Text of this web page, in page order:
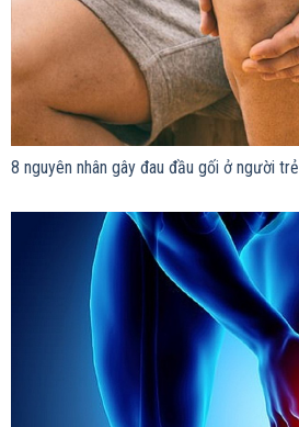
8 nguyên nhân gây đau đầu gối ở người trẻ